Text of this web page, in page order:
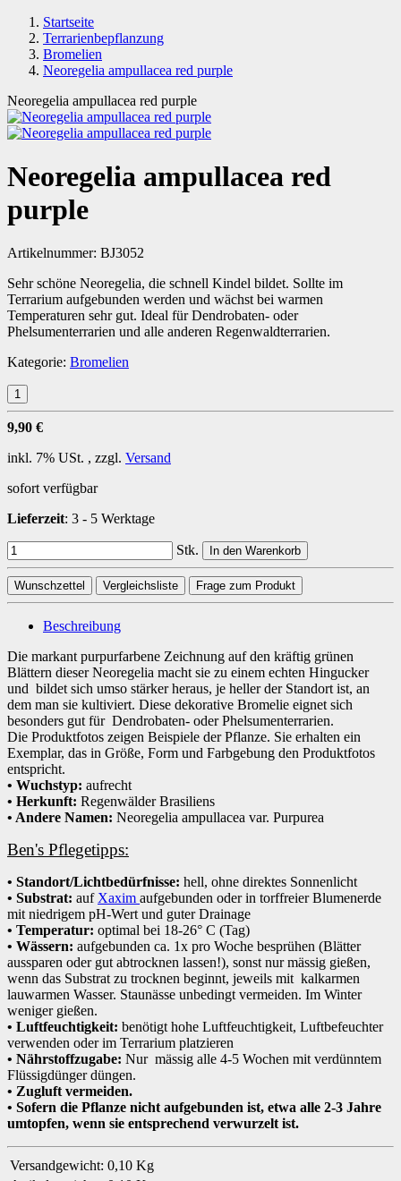
Startseite
Terrarienbepflanzung
Bromelien
Neoregelia ampullacea red purple
Neoregelia ampullacea red purple
Neoregelia ampullacea red
purple
Artikelnummer: BJ3052
Sehr schöne Neoregelia, die schnell Kindel bildet. Sollte im
Terrarium aufgebunden werden und wächst bei warmen
Temperaturen sehr gut. Ideal für Dendrobaten- oder
Phelsumenterrarien und alle anderen Regenwaldterrarien.
Kategorie: Bromelien
9,90 €
inkl. 7% USt. , zzgl. Versand
sofort verfügbar
Lieferzeit: 3 - 5 Werktage
Stk. In den Warenkorb
Wunschzettel Vergleichsliste Frage zum Produkt
Beschreibung
Die markant purpurfarbene Zeichnung auf den kräftig grünen
Blättern dieser Neoregelia macht sie zu einem echten Hingucker
und bildet sich umso stärker heraus, je heller der Standort ist, an
dem man sie kultiviert. Diese dekorative Bromelie eignet sich
besonders gut für Dendrobaten- oder Phelsumenterrarien.
Die Produktfotos zeigen Beispiele der Pflanze. Sie erhalten ein
Exemplar, das in Größe, Form und Farbgebung den Produktfotos
entspricht.
• Wuchstyp: aufrecht
• Herkunft: Regenwälder Brasiliens
• Andere Namen: Neoregelia ampullacea var. Purpurea
Ben's Pflegetipps:
• Standort/Lichtbedürfnisse: hell, ohne direktes Sonnenlicht
• Substrat: aufXaxim aufgebunden oder in torffreier Blumenerde
mit niedrigem pH-Wert und guter Drainage
• Temperatur: optimal bei 18-26° C (Tag)
• Wässern: aufgebunden ca. 1x pro Woche besprühen (Blätter
aussparen oder gut abtrocknen lassen!), sonst nur mässig gießen,
wenn das Substrat zu trocknen beginnt, jeweils mit kalkarmen
lauwarmen Wasser. Staunässe unbedingt vermeiden. Im Winter
weniger gießen.
• Luftfeuchtigkeit: benötigt hohe Luftfeuchtigkeit, Luftbefeuchter
verwenden oder im Terrarium platzieren
• Nährstoffzugabe: Nur mässig alle 4-5 Wochen mit verdünntem
Flüssigdünger düngen.
• Zugluft vermeiden.
• Sofern die Pflanze nicht aufgebunden ist, etwa alle 2-3 Jahre
umtopfen, wenn sie entsprechend verwurzelt ist.
Versandgewicht: 0,10 Kg